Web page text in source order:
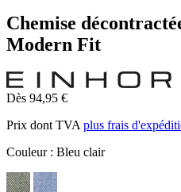
Chemise
Modern Fit
Dès 94,95 €
Prix dont TVA plus frais
Couleur : Bleu clair